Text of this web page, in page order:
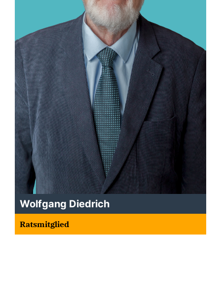
Wolfgang Diedrich
Ratsmitglied